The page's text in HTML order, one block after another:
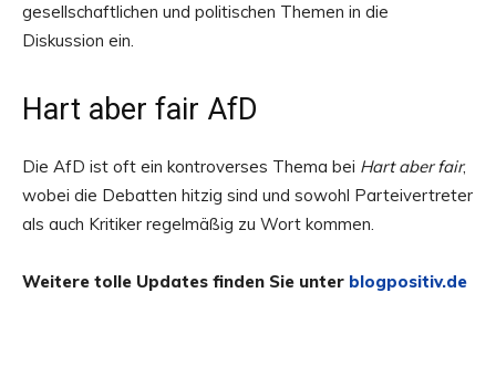
gesellschaftlichen und politischen Themen in die
Diskussion ein.
Hart aber fair AfD
Die AfD ist oft ein kontroverses Thema bei Hart aber fair,
wobei die Debatten hitzig sind und sowohl Parteivertreter
als auch Kritiker regelmäßig zu Wort kommen.
Weitere tolle Updates finden Sie unter blogpositiv.de